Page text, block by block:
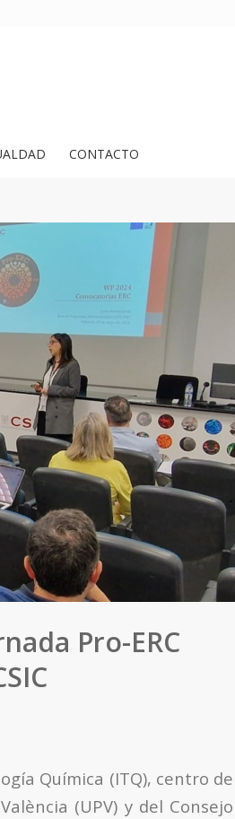
CONTACTO
Pro-ERC
Química (ITQ), centro de
(UPV) y del Consejo